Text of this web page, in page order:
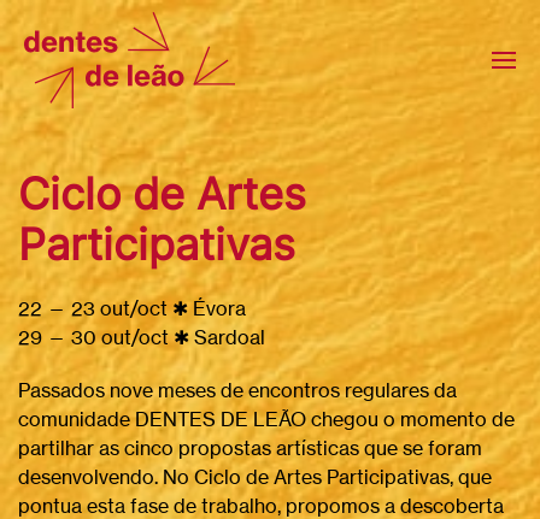
Ciclo de Artes
Participativas
22 — 23 out/oct ✱ Évora
29 — 30 out/oct ✱ Sardoal
Passados nove meses de encontros regulares da
comunidade DENTES DE LEÃO chegou o momento de
partilhar as cinco propostas artísticas que se foram
desenvolvendo. No Ciclo de Artes Participativas, que
pontua esta fase de trabalho, propomos a descoberta